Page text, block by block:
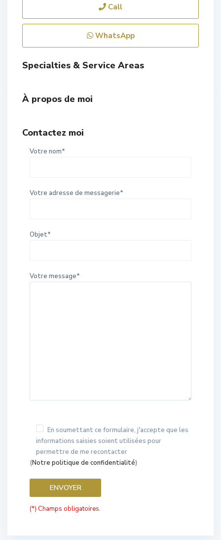
Call
WhatsApp
Specialties & Service Areas
À propos de moi
Contactez moi
Votre nom*
Votre adresse de messagerie*
Objet*
Votre message*
En soumettant ce formulaire, j'accepte que les
informations saisies soient utilisées pour
permettre de me recontacter
(Notre politique de confidentialité)
(*) Champs obligatoires.